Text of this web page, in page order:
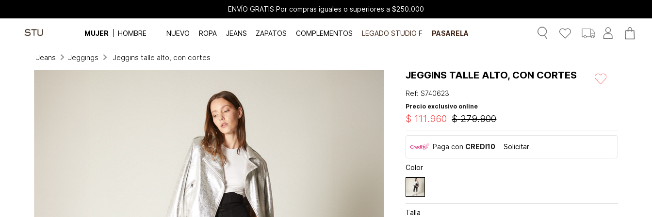
ENVÍO GRATIS Por compras iguales o superiores a $250.000
MUJER HOMBRE NUEVO ROPA JEANS ZAPATOS COMPLEMENTOS LEGADO STUDIO F PASARELA
Jeans Jeggings Jeggins talle alto, con cortes
JEGGINS TALLE ALTO, CON CORTES
Ref:S740623
Precio exclusivo online
$ 279.900
$ 111.960
Paga con CREDI10 Solicitar
Color
Talla